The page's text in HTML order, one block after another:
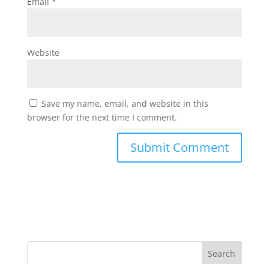
Website
Save my name, email, and website in this
browser for the next time I comment.